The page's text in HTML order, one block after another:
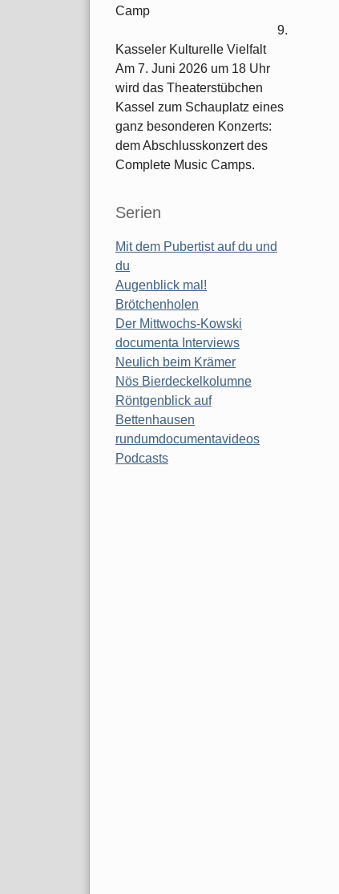
Camp
9.
Kasseler Kulturelle Vielfalt
Am 7. Juni 2026 um 18 Uhr
wird das Theaterstübchen
Kassel zum Schauplatz eines
ganz besonderen Konzerts:
dem Abschlusskonzert des
Complete Music Camps.
Serien
Mit dem Pubertist auf du und
du
Augenblick mal!
Brötchenholen
Der Mittwochs-Kowski
documenta Interviews
Neulich beim Krämer
Nös Bierdeckelkolumne
Röntgenblick auf
Bettenhausen
rundumdocumentavideos
Podcasts